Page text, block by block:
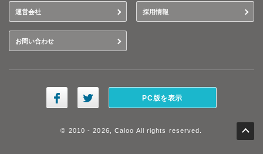
運営会社 採用情報
お問い合わせ
PC版を表示
© 2010 - 2026, Caloo All rights reserved.